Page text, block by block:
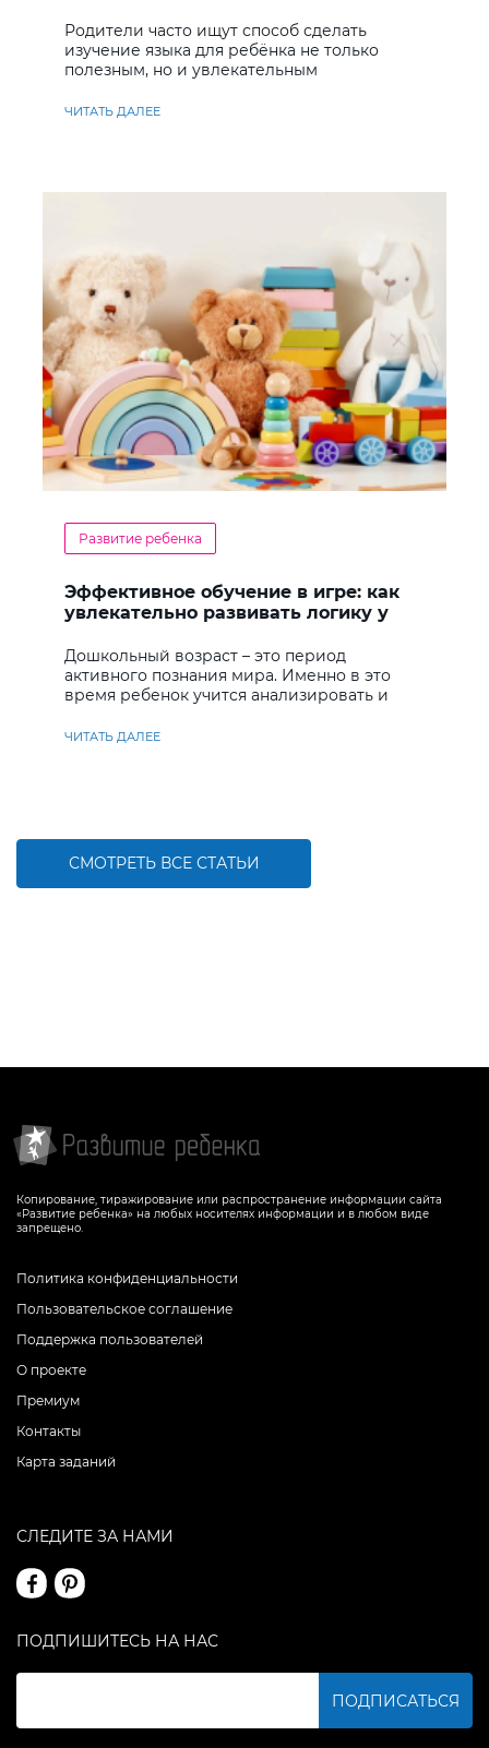
Родители часто ищут способ сделать
изучение языка для ребёнка не только
полезным, но и увлекательным
ЧИТАТЬ ДАЛЕЕ
Развитие ребенка
Эффективное обучение в игре: как
увлекательно развивать логику у
Дошкольный возраст – это период
активного познания мира. Именно в это
время ребенок учится анализировать и
ЧИТАТЬ ДАЛЕЕ
СМОТРЕТЬ ВСЕ СТАТЬИ
Копирование, тиражирование или распространение информации сайта
«Развитие ребенка» на любых носителях информации и в любом виде
запрещено.
Политика конфиденциальности
Пользовательское соглашение
Поддержка пользователей
О проекте
Премиум
Контакты
Карта заданий
СЛЕДИТЕ ЗА НАМИ
ПОДПИШИТЕСЬ НА НАС
ПОДПИСАТЬСЯ